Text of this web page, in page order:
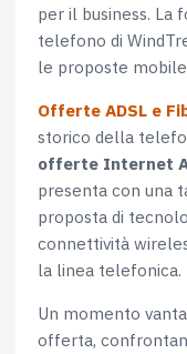
per il business.
telefono di
le proposte
Offerte ADSL e
storico della
offerte Internet
presenta con una
proposta di
connettività
la linea telefonica.
Un momento
offerta,